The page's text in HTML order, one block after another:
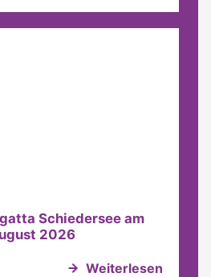
Schiedersee am
2026
Weiterlesen